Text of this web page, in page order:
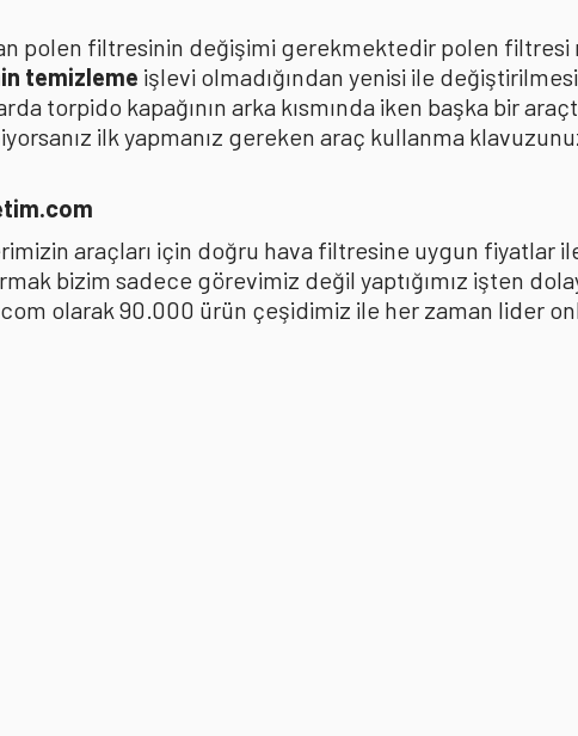
polen filtresinin değişimi gerekmektedir polen
temizleme işlevi olmadığından yenisi ile
torpido kapağının arka kısmında iken başka bir
ilk yapmanız gereken araç kullanma
araçları için doğru hava filtresine uygun fiyatlar
bizim sadece görevimiz değil yaptığımız işten
olarak 90.000 ürün çeşidimiz ile her zaman lider